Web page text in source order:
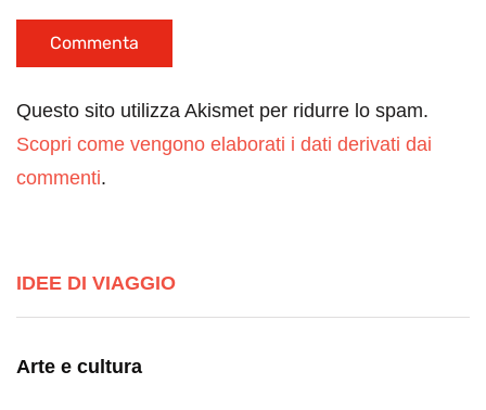
Questo sito utilizza Akismet per ridurre lo spam.
Scopri come vengono elaborati i dati derivati dai
commenti.
IDEE DI VIAGGIO
Arte e cultura